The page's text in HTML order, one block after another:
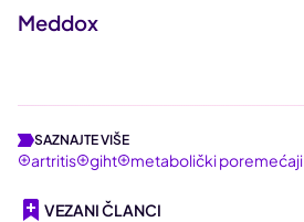
Meddox
SAZNAJTE VIŠE
artritis giht metabolički poremećaji
VEZANI ČLANCI